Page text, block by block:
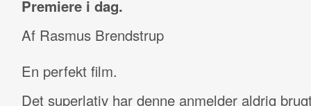
Premiere i dag.
Af Rasmus Brendstrup
En perfekt film.
Det superlativ har denne anmelder aldrig